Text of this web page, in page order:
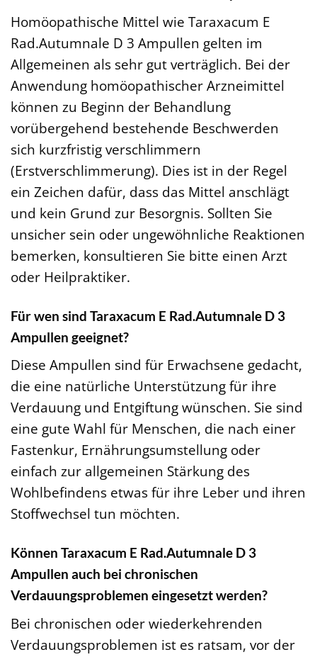
Homöopathische Mittel wie Taraxacum E
Rad.Autumnale D 3 Ampullen gelten im
Allgemeinen als sehr gut verträglich. Bei der
Anwendung homöopathischer Arzneimittel
können zu Beginn der Behandlung
vorübergehend bestehende Beschwerden
sich kurzfristig verschlimmern
(Erstverschlimmerung). Dies ist in der Regel
ein Zeichen dafür, dass das Mittel anschlägt
und kein Grund zur Besorgnis. Sollten Sie
unsicher sein oder ungewöhnliche Reaktionen
bemerken, konsultieren Sie bitte einen Arzt
oder Heilpraktiker.
Für wen sind Taraxacum E Rad.Autumnale D 3
Ampullen geeignet?
Diese Ampullen sind für Erwachsene gedacht,
die eine natürliche Unterstützung für ihre
Verdauung und Entgiftung wünschen. Sie sind
eine gute Wahl für Menschen, die nach einer
Fastenkur, Ernährungsumstellung oder
einfach zur allgemeinen Stärkung des
Wohlbefindens etwas für ihre Leber und ihren
Stoffwechsel tun möchten.
Können Taraxacum E Rad.Autumnale D 3
Ampullen auch bei chronischen
Verdauungsproblemen eingesetzt werden?
Bei chronischen oder wiederkehrenden
Verdauungsproblemen ist es ratsam, vor der